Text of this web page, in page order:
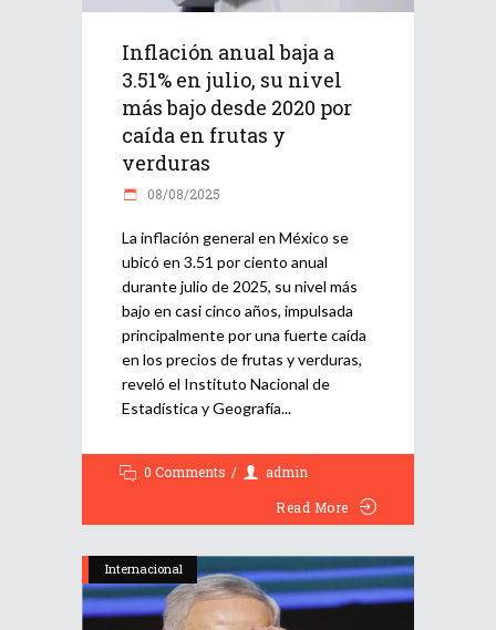
Inflación anual baja a
3.51% en julio, su nivel
más bajo desde 2020 por
caída en frutas y
verduras
08/08/2025
La inflación general en México se
ubicó en 3.51 por ciento anual
durante julio de 2025, su nivel más
bajo en casi cinco años, impulsada
principalmente por una fuerte caída
en los precios de frutas y verduras,
reveló el Instituto Nacional de
Estadística y Geografía
0 Comments
admin
Read More
Internacional